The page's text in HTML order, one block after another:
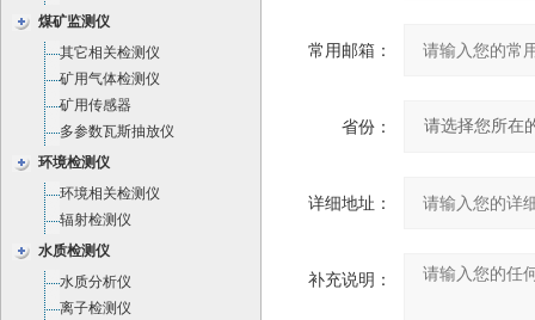
煤矿监测仪
其它相关检测仪
矿用气体检测仪
矿用传感器
多参数瓦斯抽放仪
环境检测仪
环境相关检测仪
辐射检测仪
水质检测仪
水质分析仪
离子检测仪
常用邮箱：
省份：
详细地址：
补充说明：